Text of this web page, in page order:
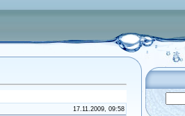
17.11.2009, 09:58